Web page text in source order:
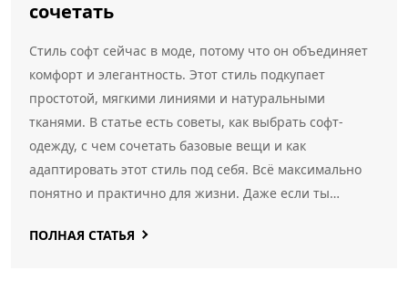
сочетать
Стиль софт сейчас в моде, потому что он объединяет
комфорт и элегантность. Этот стиль подкупает
простотой, мягкими линиями и натуральными
тканями. В статье есть советы, как выбрать софт-
одежду, с чем сочетать базовые вещи и как
адаптировать этот стиль под себя. Всё максимально
понятно и практично для жизни. Даже если ты
смотреть в магазинах и как собрать крутой образ без
ПОЛНАЯ СТАТЬЯ